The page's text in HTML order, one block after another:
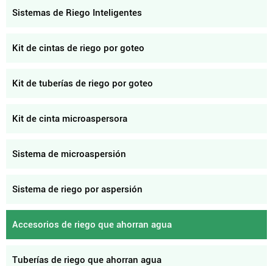
Sistemas de Riego Inteligentes
Kit de cintas de riego por goteo
Kit de tuberías de riego por goteo
Kit de cinta microaspersora
Sistema de microaspersión
Sistema de riego por aspersión
Accesorios de riego que ahorran agua
Tuberías de riego que ahorran agua